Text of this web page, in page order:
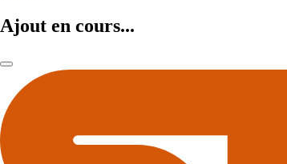
Ajout en cours...